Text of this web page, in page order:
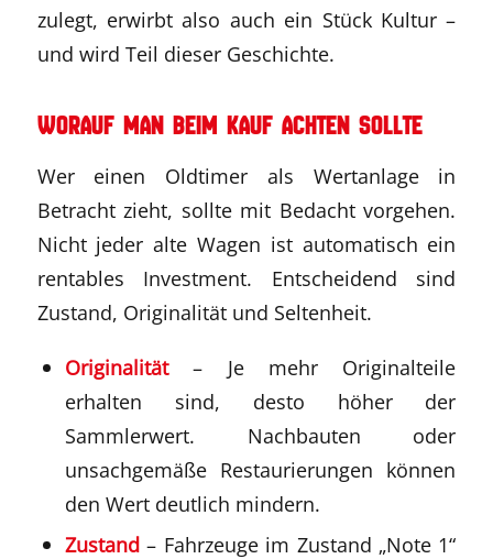
zulegt, erwirbt also auch ein Stück Kultur –
und wird Teil dieser Geschichte.
Worauf man beim Kauf achten sollte
Wer einen Oldtimer als Wertanlage in
Betracht zieht, sollte mit Bedacht vorgehen.
Nicht jeder alte Wagen ist automatisch ein
rentables Investment. Entscheidend sind
Zustand, Originalität und Seltenheit.
Originalität– Je mehr Originalteile
erhalten sind, desto höher der
Sammlerwert. Nachbauten oder
unsachgemäße Restaurierungen können
den Wert deutlich mindern.
Zustand– Fahrzeuge im Zustand „Note 1“